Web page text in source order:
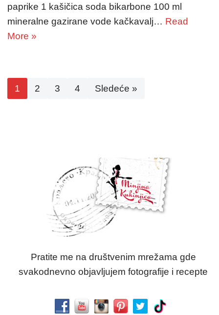
paprike 1 kašičica soda bikarbone 100 ml
mineralne gazirane vode kačkavalj… Read
More »
1 2 3 4 Sledeće »
Pratite me na društvenim mrežama gde
svakodnevno objavljujem fotografije i recepte